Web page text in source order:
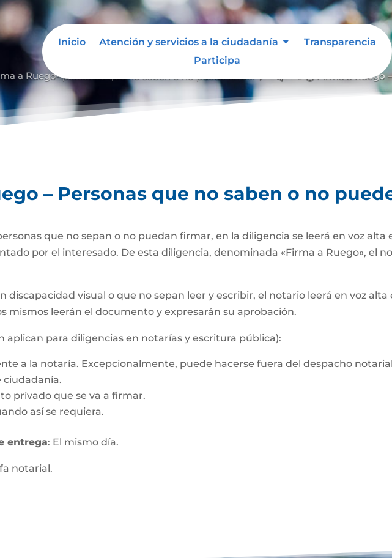
Inicio Atención y servicios a la ciudadanía
Transparencia
Participa
a Ruego- personas que no saben o no puede firmar
Firma a
– Personas que no saben o no
que no sepan o no puedan firmar, en la diligencia se leerá en voz
por el interesado. De esta diligencia, denominada «Firma a Ruego», el
discapacidad visual o que no sepan leer y escribir, el notario leerá en voz
mismos leerán el documento y expresarán su aprobación.
aplican para diligencias en notarías y escritura pública):
a la notaría. Excepcionalmente, puede hacerse fuera del despacho
ciudadanía.
privado que se va a firmar.
así se requiera.
entrega: El mismo día.
notarial.